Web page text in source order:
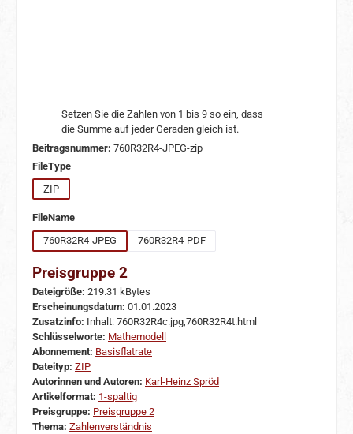
Setzen Sie die Zahlen von 1 bis 9 so ein, dass
die Summe auf jeder Geraden gleich ist.
Beitragsnummer: 760R32R4-JPEG-zip
FileTypeauswählen
ZIP
FileNameauswählen
760R32R4-JPEG
760R32R4-PDF
Preisgruppe 2
Dateigröße: 219.31 kBytes
Erscheinungsdatum: 01.01.2023
Zusatzinfo: Inhalt: 760R32R4c.jpg,760R32R4t.html
Schlüsselworte: Mathemodell
Abonnement: Basisflatrate
Dateityp: ZIP
Autorinnen und Autoren: Karl-Heinz Spröd
Artikelformat: 1-spaltig
Preisgruppe: Preisgruppe 2
Thema: Zahlenverständnis